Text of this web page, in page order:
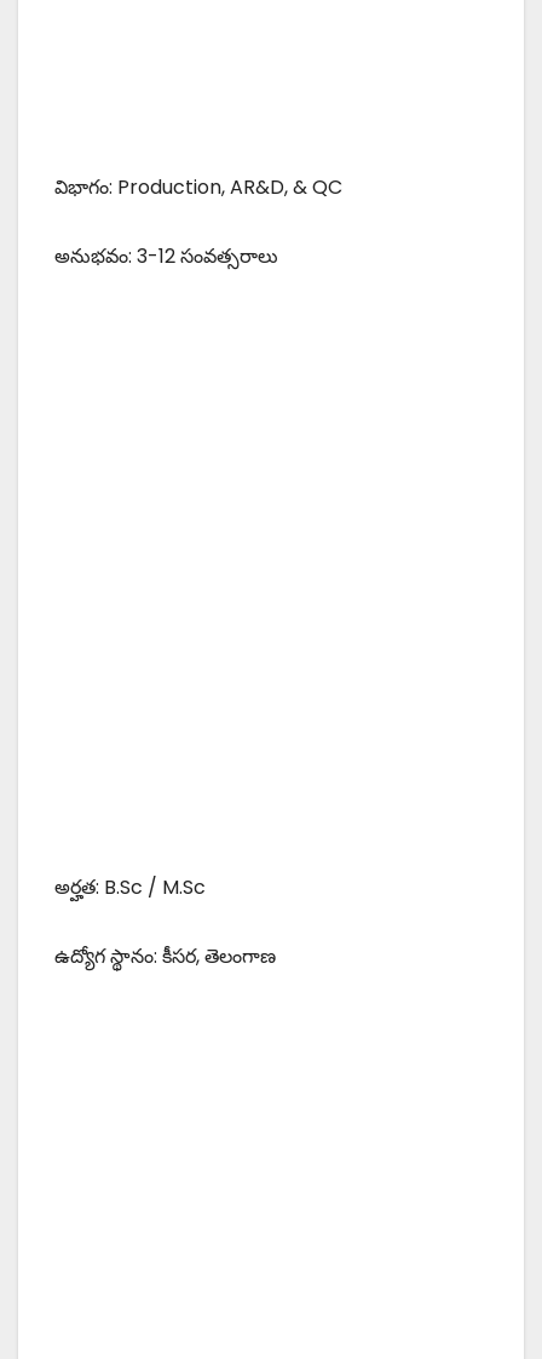
విభాగం: Production, AR&D, & QC
అనుభవం: 3-12 సంవత్సరాలు
అర్హత: B.Sc / M.Sc
ఉద్యోగ స్థానం: కీసర, తెలంగాణ